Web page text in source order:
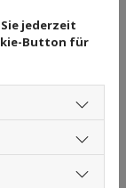
jederzeit
Button für